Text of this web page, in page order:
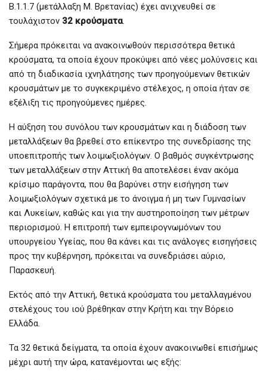
Β.1.1.7 (μετάλλαξη Μ. Βρετανίας) έχει ανιχνευθεί σε
τουλάχιστον 32 κρούσματα.
Σήμερα πρόκειται να ανακοινωθούν περισσότερα θετικά
κρούσματα, τα οποία έχουν προκύψει από νέες μολύνσεις και
από τη διαδικασία ιχνηλάτησης των προηγούμενων θετικών
κρουσμάτων με το συγκεκριμένο στέλεχος, η οποία ήταν σε
εξέλιξη τις προηγούμενες ημέρες.
Η αύξηση του συνόλου των κρουσμάτων και η διάδοση των
μεταλλάξεων θα βρεθεί στο επίκεντρο της συνεδρίασης της
υποεπιτροπής των λοιμωξιολόγων. Ο βαθμός συγκέντρωσης
των μεταλλάξεων στην Αττική θα αποτελέσει έναν ακόμα
κρίσιμο παράγοντα, που θα βαρύνει στην εισήγηση των
λοιμωξιολόγων σχετικά με το άνοιγμα ή μη των Γυμνασίων
και Λυκείων, καθώς και για την αυστηροποίηση των μέτρων
περιορισμού. Η επιτροπή των εμπειρογνωμόνων του
υπουργείου Υγείας, που θα κάνει και τις ανάλογες εισηγήσεις
προς την κυβέρνηση, πρόκειται να συνεδριάσει αύριο,
Παρασκευή.
Εκτός από την Αττική, θετικά κρούσματα του μεταλλαγμένου
στελέχους του ιού βρέθηκαν στην Κρήτη και την Βόρειο
Ελλάδα.
Τα 32 θετικά δείγματα, τα οποία έχουν ανακοινωθεί επισήμως
μέχρι αυτή την ώρα, κατανέμονται ως εξής: